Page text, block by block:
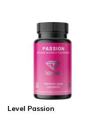
Level Passion